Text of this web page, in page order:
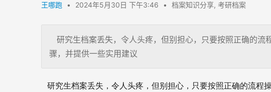
王哪跑 • 2024年5月30日 下午3:46 • 档案知识分享, 考研档案
研究生档案丢失，令人头疼，但别担心，只要按照正确的流
骤，并提供一些实用建议
研究生档案丢失，令人头疼，但别担心，只要按照正确的流程